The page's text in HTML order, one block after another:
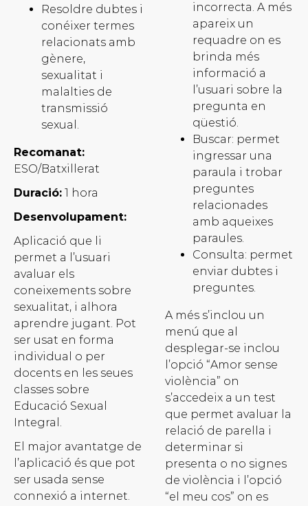
Resoldre dubtes i
conéixer termes
relacionats amb
gènere,
sexualitat i
malalties de
transmissió
sexual.
Recomanat:
ESO/Batxillerat
Duració: 1 hora
Desenvolupament:
Aplicació que li
permet a l’usuari
avaluar els
coneixements sobre
sexualitat, i alhora
aprendre jugant. Pot
ser usat en forma
individual o per
docents en les seues
classes sobre
Educació Sexual
Integral.
El major avantatge de
l’aplicació és que pot
ser usada sense
connexió a internet.
incorrecta. A més
apareix un
requadre on es
brinda més
informació a
l’usuari sobre la
pregunta en
qüestió.
Buscar: permet
ingressar una
paraula i trobar
preguntes
relacionades
amb aqueixes
paraules.
Consulta: permet
enviar dubtes i
preguntes.
A més s’inclou un
menú que al
desplegar-se inclou
l’opció “Amor sense
violència” on
s’accedeix a un test
que permet avaluar la
relació de parella i
determinar si
presenta o no signes
de violència i l’opció
“el meu cos” on es